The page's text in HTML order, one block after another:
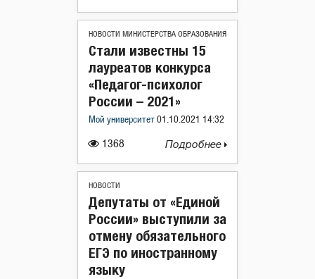
НОВОСТИ МИНИСТЕРСТВА ОБРАЗОВАНИЯ
1368
Стали известны 15
лауреатов конкурса
«Педагог-психолог
России – 2021»
Мой университет 01.10.2021 14:32
Подробнее
НОВОСТИ
Депутаты от «Единой
России» выступили за
отмену обязательного
ЕГЭ по иностранному
языку